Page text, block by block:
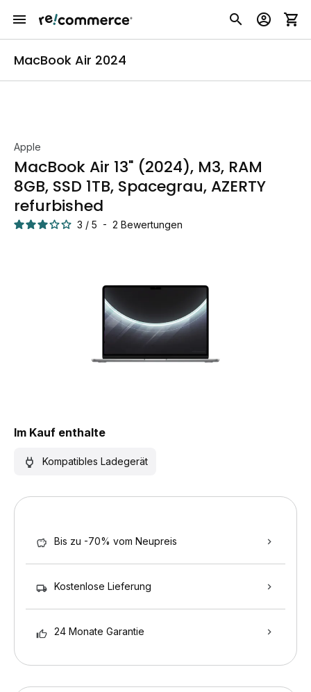
MacBook Air 2024
Apple
MacBook Air 13" (2024), M3, RAM
8GB, SSD 1TB, Spacegrau, AZERTY
refurbished
3 / 5 - 2 Bewertungen
Im Kauf enthalte
Kompatibles Ladegerät
Bis zu -70% vom Neupreis
Kostenlose Lieferung
24 Monate Garantie